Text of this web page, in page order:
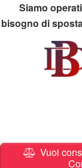
Siamo
bisogno di
Vuoi